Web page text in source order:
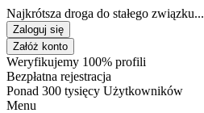
Najkrótsza droga do stałego związku...
Zaloguj się
Załóż konto
Weryfikujemy 100% profili
Bezpłatna rejestracja
Ponad 300 tysięcy Użytkowników
Menu